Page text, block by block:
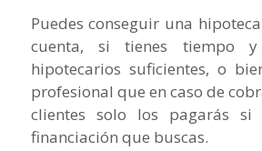
Puedes conseguir una
cuenta, si tienes tiempo y
hipotecarios suficientes, o
profesional que en caso de
clientes solo los pagarás si
financiación que buscas.